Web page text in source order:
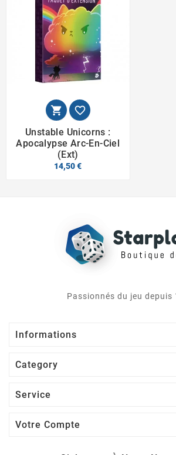
 
Unstable Unicorns :
Apocalypse Arc-En-Ciel
(Ext)
14,50 €
Passionnés du jeu depuis
Informations
Category
Service
Votre Compte